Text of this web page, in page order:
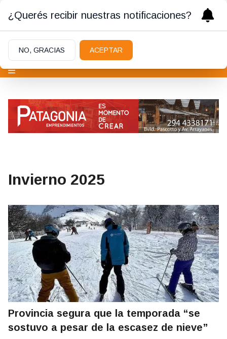
Invierno 2025
Provincia segura que la temporada “se
sostuvo a pesar de la escasez de nieve”
¿Querés recibir nuestras notificaciones?
NO, GRACIAS ACEPTAR